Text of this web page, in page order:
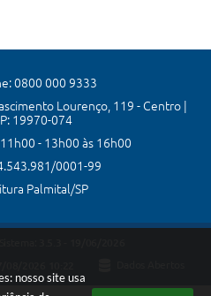
nosso site usa
0800 000 9333
Lourenço, 119 - Centro |
19970-074
- 13h00 às 16h00
0001-99
Palmital/SP